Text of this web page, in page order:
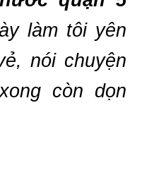
làm tôi yên
nói chuyện
còn dọn